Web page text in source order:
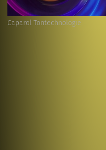
Caparol Töntechnologie